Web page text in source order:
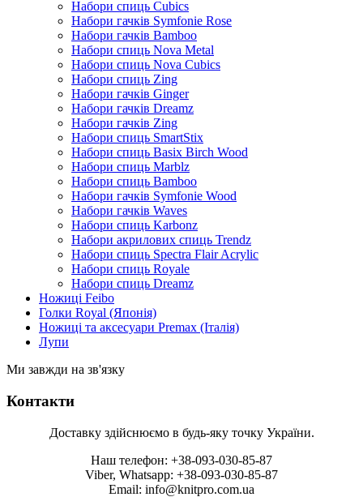
Набори спиць Cubics
Набори гачків Symfonie Rose
Набори гачків Bamboo
Набори спиць Nova Metal
Набори спиць Nova Cubics
Набори спиць Zing
Набори гачків Ginger
Набори гачків Dreamz
Набори гачків Zing
Набори спиць SmartStix
Набори спиць Basix Birch Wood
Набори спиць Marblz
Набори спиць Bamboo
Набори гачків Symfonie Wood
Набори гачків Waves
Набори спиць Karbonz
Набори акрилових спиць Trendz
Набори спиць Spectra Flair Acrylic
Набори спиць Royale
Набори спиць Dreamz
Ножиці Feibo
Голки Royal (Японія)
Ножиці та аксесуари Premax (Італія)
Лупи
Ми завжди на зв'язку
Контакти
Доставку здійснюємо в будь-яку точку України.
Наш телефон: +38-093-030-85-87
Viber, Whatsapp: +38-093-030-85-87
Email: info@knitpro.com.ua